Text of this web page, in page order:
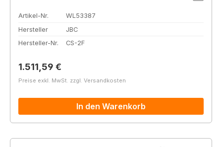
Artikel-Nr.
WL53387
Hersteller
JBC
Hersteller-Nr.
CS-2F
Regulärer Preis:
1.511,59 €
Preise exkl. MwSt. zzgl. Versandkosten
In den Warenkorb